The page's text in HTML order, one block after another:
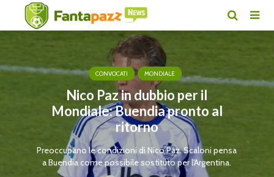
CONVOCATI MONDIALE
Nico Paz in dubbio per il
Mondiale: Buendia pronto al
ritorno
Preoccupano le condizioni di Nico Paz. Scaloni pensa
a Buendia come possibile sostituto per l'Argentina.